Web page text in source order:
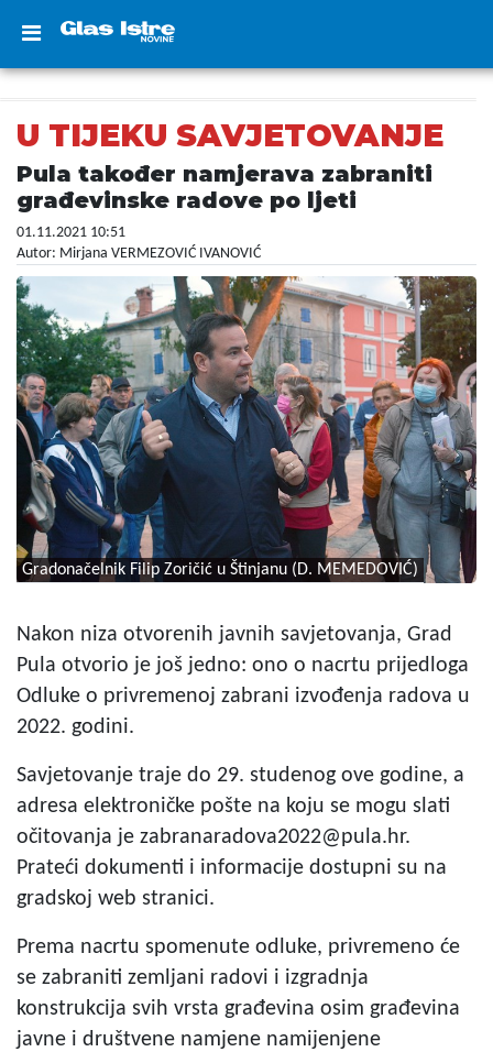
U TIJEKU SAVJETOVANJE
Pula također namjerava zabraniti
građevinske radove po ljeti
01.11.2021 10:51
Autor: Mirjana VERMEZOVIĆ IVANOVIĆ
Gradonačelnik Filip Zoričić u Štinjanu (D. MEMEDOVIĆ)
Nakon niza otvorenih javnih savjetovanja, Grad
Pula otvorio je još jedno: ono o nacrtu prijedloga
Odluke o privremenoj zabrani izvođenja radova u
2022. godini.
Savjetovanje traje do 29. studenog ove godine, a
adresa elektroničke pošte na koju se mogu slati
očitovanja je zabranaradova2022@pula.hr.
Prateći dokumenti i informacije dostupni su na
gradskoj web stranici.
Prema nacrtu spomenute odluke, privremeno će
se zabraniti zemljani radovi i izgradnja
konstrukcija svih vrsta građevina osim građevina
javne i društvene namjene namijenjene